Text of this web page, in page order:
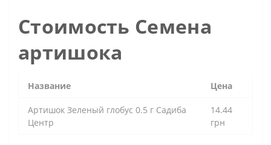
Стоимость Семена
артишока
Название Цена
Артишок Зеленый глобус 0.5 г Садиба
Центр
14.44
грн